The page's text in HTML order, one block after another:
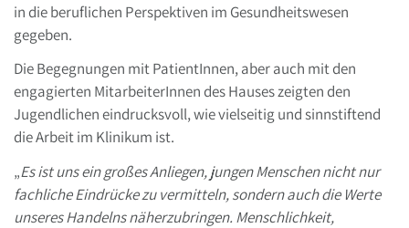
in die beruflichen Perspektiven im Gesundheitswesen
gegeben.
Die Begegnungen mit PatientInnen, aber auch mit den
engagierten MitarbeiterInnen des Hauses zeigten den
Jugendlichen eindrucksvoll, wie vielseitig und sinnstiftend
die Arbeit im Klinikum ist.
„Es ist uns ein großes Anliegen, jungen Menschen nicht nur
fachliche Eindrücke zu vermitteln, sondern auch die Werte
unseres Handelns näherzubringen. Menschlichkeit,